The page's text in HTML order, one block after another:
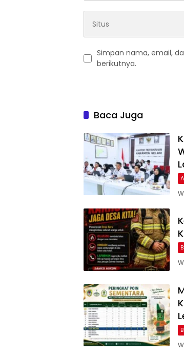
Simpan nama, email,
berikutnya.
Baca Juga